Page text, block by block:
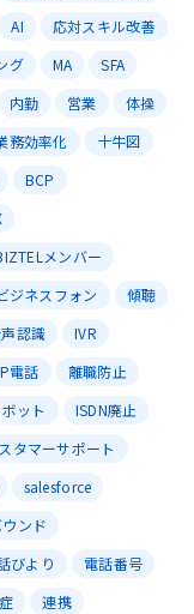
AI
応対スキル改善
グ MA
SFA
内勤 営業
体操
務効率化
十牛図
BCP
メンバー
ジネスフォン
傾聴
認識
IVR
電話
離職防止
ット
ISDN廃止
タマーサポート
salesforce
ンド
びより
電話番号
連携